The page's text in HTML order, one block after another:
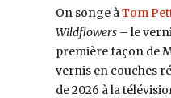
On songe à Tom
Wildflowers– le
première façon de
vernis en couches
de 2026 à la